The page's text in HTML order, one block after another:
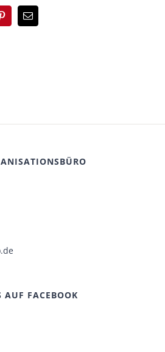
PinterestE-
Mail
AUF FACEBOOK